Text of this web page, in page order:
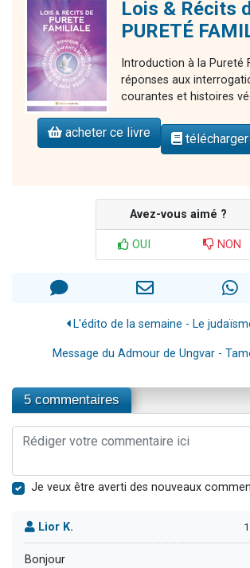
Lois & Récits
PURETÉ
Introduction à la Pureté
réponses aux
courantes et histoires
acheter ce livre
Avez-vous aimé ?
OUI NON
L'édito de la semaine - Le
Message du Admour de Ungvar -
5 commentaires
Je veux être averti des nouveaux
Lior K.
Bonjour